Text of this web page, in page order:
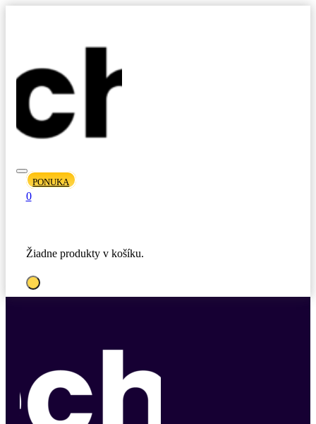
PONUKA
0
Žiadne produkty v košíku.